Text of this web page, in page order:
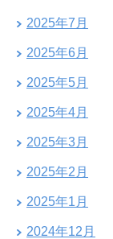
2025年7月
2025年6月
2025年5月
2025年4月
2025年3月
2025年2月
2025年1月
2024年12月